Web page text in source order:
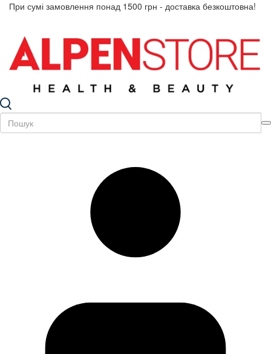
При сумі замовлення понад 1500 грн - доставка безкоштовна!